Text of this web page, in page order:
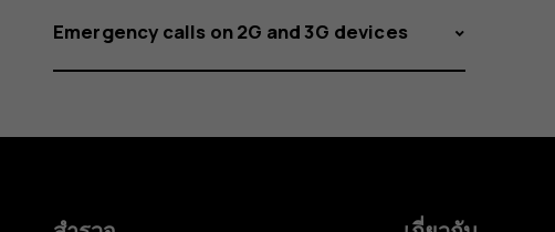
Emergency calls on 2G and 3G devices